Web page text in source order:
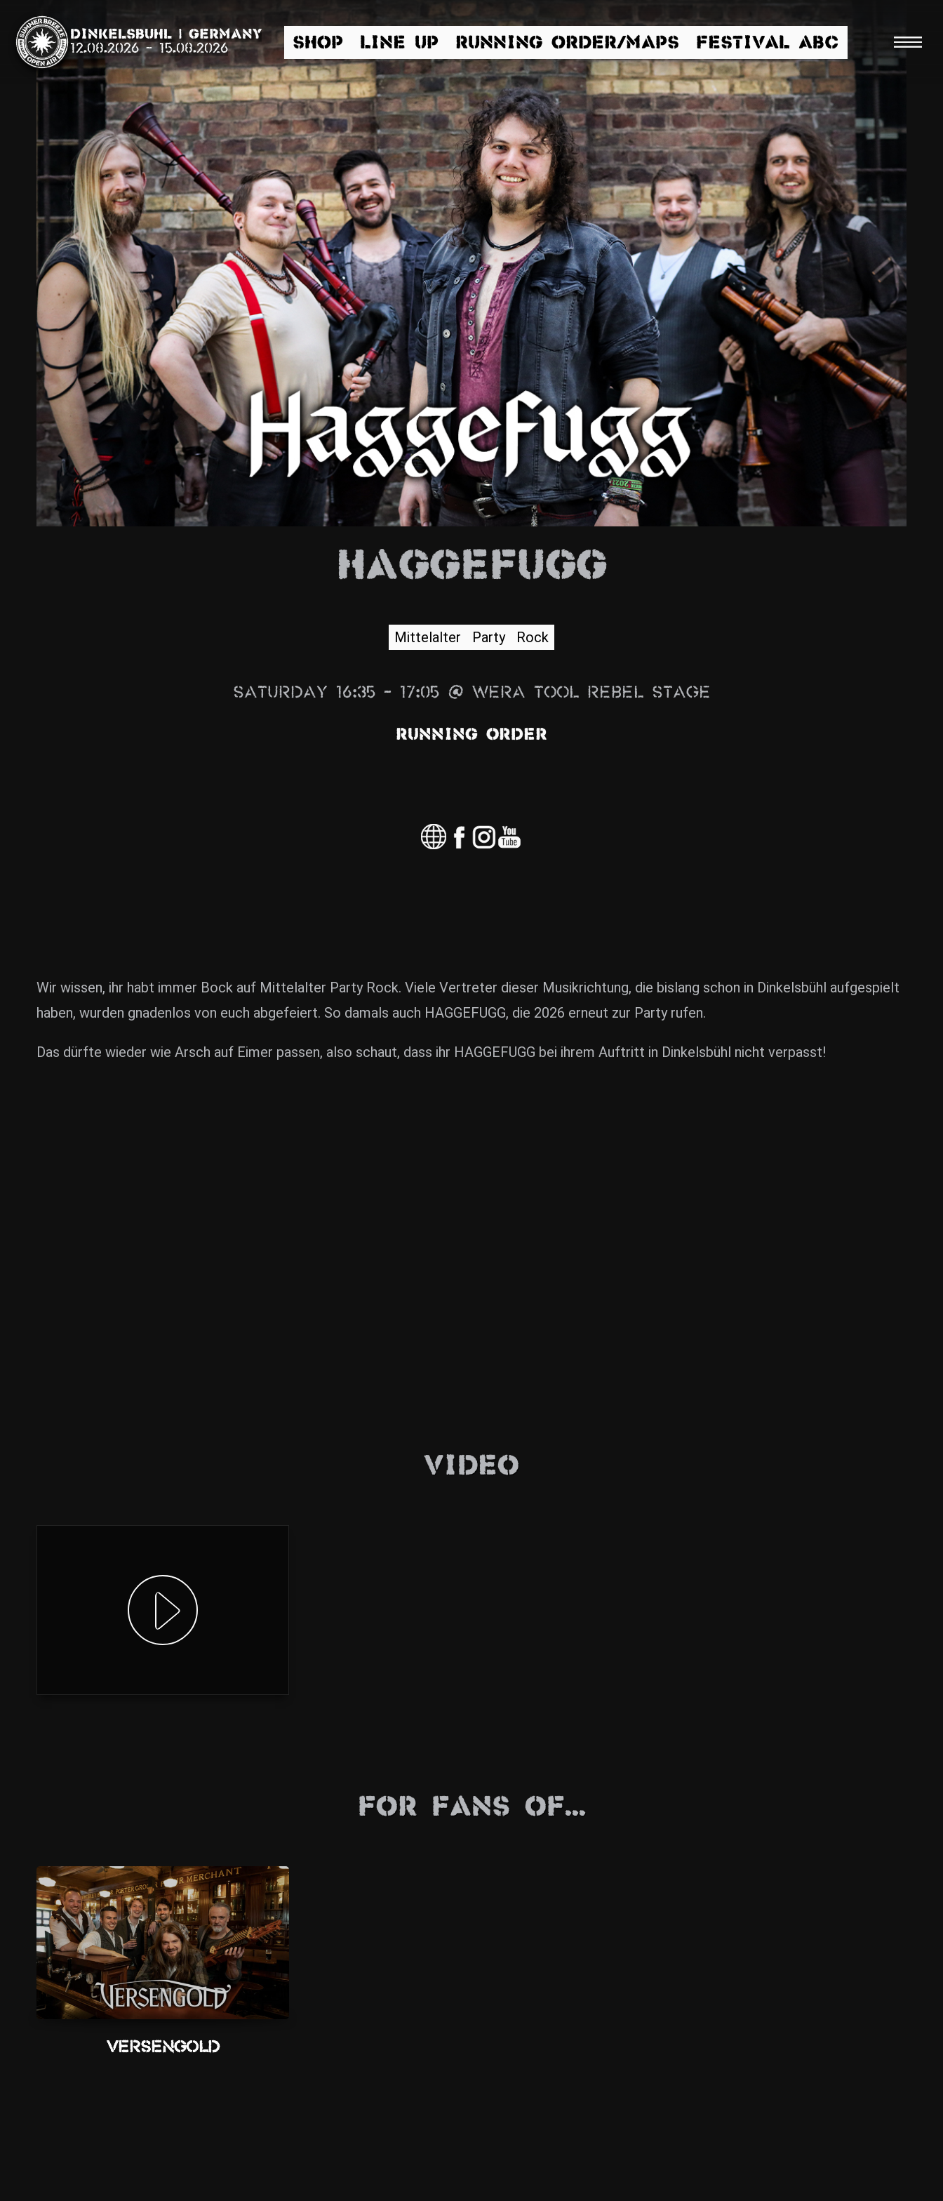
Dinkelsbühl | Germany
12.08.2026-15.08.2026 SHOP LINE UP RUNNING ORDER/MAPS FESTIVAL ABC
News
Info
Media
ZUM SHOP
Kontakt
BARRIEREFREIHEIT ONLINE
Rückblicke
Galerien
Haggefugg
Mittelalter Party Rock
Saturday 16:35 – 17:05 @ Wera Tool Rebel Stage
Running Order
Wir wissen, ihr habt immer Bock auf Mittelalter Party Rock. Viele Vertreter dieser Musikrichtung, die bislang schon in Dinkelsbühl aufgespielt
haben, wurden gnadenlos von euch abgefeiert. So damals auch HAGGEFUGG, die 2026 erneut zur Party rufen.
Das dürfte wieder wie Arsch auf Eimer passen, also schaut, dass ihr HAGGEFUGG bei ihrem Auftritt in Dinkelsbühl nicht verpasst!
Video
Video anzeigen
For Fans Of...
Versengold